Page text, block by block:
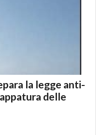
la legge anti-
delle